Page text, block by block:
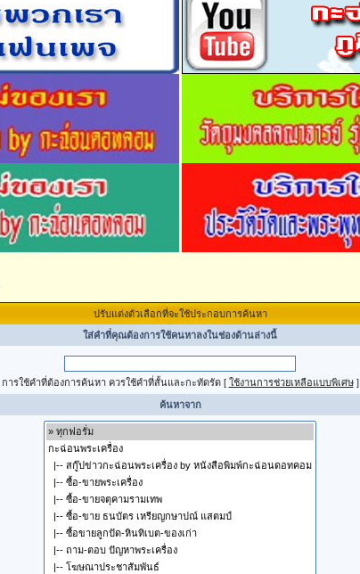
ปรับแต่งตัวเลือกที่จะใช้ประกอบการค้นหา
ใส่คำที่คุณต้องการใช้คนหาลงในช่องด้านล่างนี้
การใช้คำที่ต้องการค้นหา ควรใช้คำที่สั้นและกะทัดรัด[ ใช้งานการช่วยเหลือแบบพิเศษ]
ค้นหาจาก